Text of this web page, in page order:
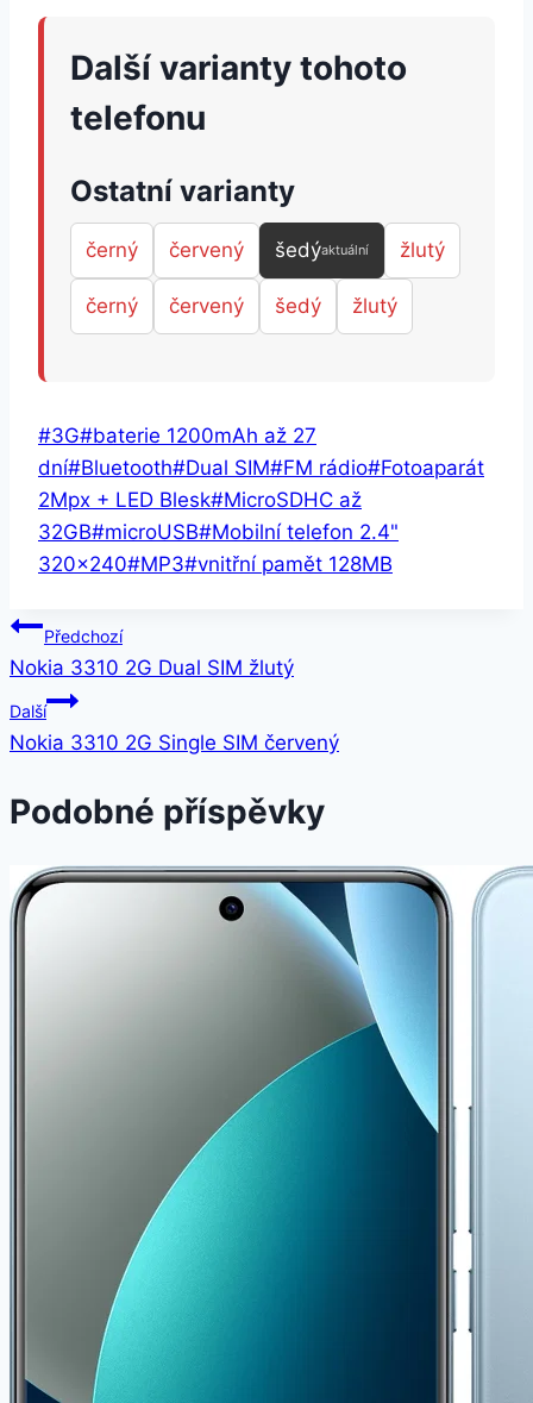
Další varianty tohoto
telefonu
Ostatní varianty
černý červený šedýaktuální žlutý
černý červený šedý žlutý
Štítky
příspěvků:
#3G#baterie 1200mAh až 27
dní#Bluetooth#Dual SIM#FM rádio#Fotoaparát
2Mpx + LED Blesk#MicroSDHC až
32GB#microUSB#Mobilní telefon 2.4"
320x240#MP3#vnitřní pamět 128MB
Navigace
pro
příspěvek
Předchozí
Nokia 3310 2G Dual SIM žlutý
Další
Nokia 3310 2G Single SIM červený
Podobné příspěvky